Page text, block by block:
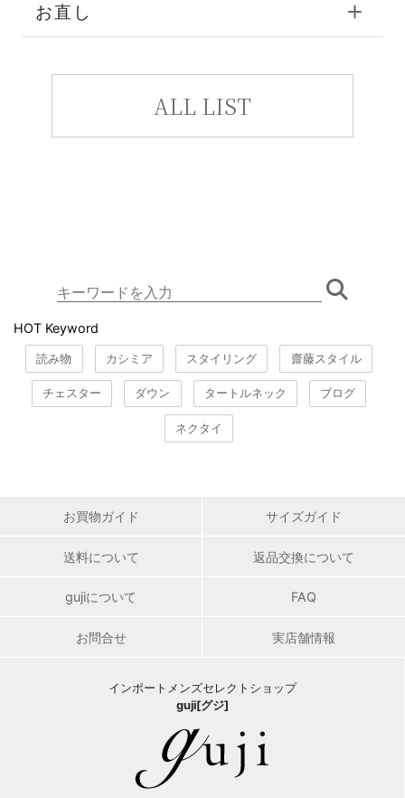
お直し
ALL LIST
HOT Keyword
読み物 カシミア スタイリング 齋藤スタイル
チェスター ダウン タートルネック ブログ
ネクタイ
お買物ガイド サイズガイド
送料について 返品交換について
gujiについて FAQ
お問合せ 実店舗情報
インポートメンズセレクトショップ
guji[グジ]